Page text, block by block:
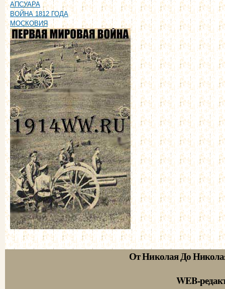
АПСУАРА
ВОЙНА 1812 ГОДА
МОСКОВИЯ
От Николая До
WEB-